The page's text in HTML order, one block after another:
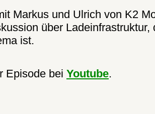
Markus und Ulrich von K2
über
ist.
Episode bei Youtube.